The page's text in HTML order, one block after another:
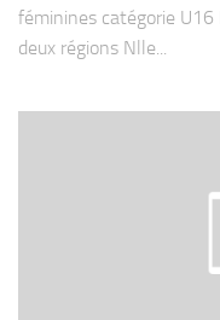
féminines catégorie
deux régions Nlle...